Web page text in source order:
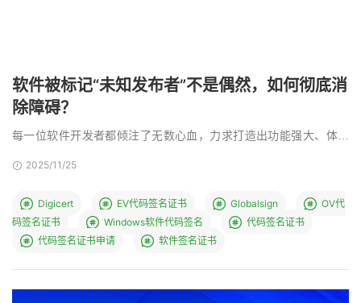
软件被标记“未知发布者”不是偶然，如何彻底消
除障碍？
每一位软件开发者都倾注了无数心血，力求打造出功能强大、体验
2025/11/25
Digicert EV代码签名证书 Globalsign
OV代
码签名证书
Windows软件代码签名
代码签名证书
代码签名证书申请
软件签名证书